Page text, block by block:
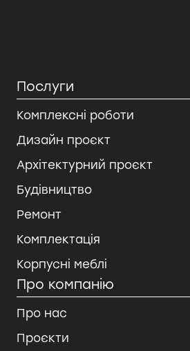
Послуги
Комплексні роботи
Дизайн проєкт
Архітектурний проєкт
Будівництво
Ремонт
Комплектація
Корпусні меблі
Про компанію
Про нас
Проєкти